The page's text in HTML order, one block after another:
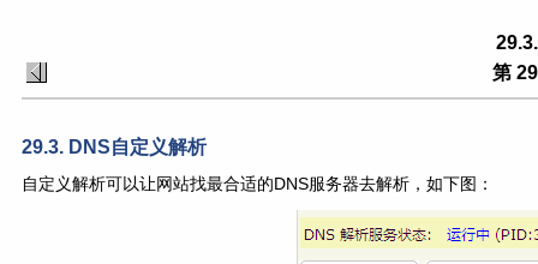
第
29.3. DNS自定义解析
自定义解析可以让网站找最合适的DNS服务器去解析，如下图：